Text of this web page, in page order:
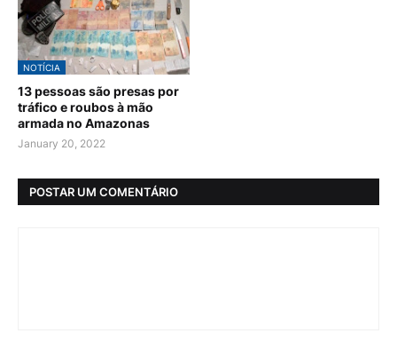
NOTÍCIA
13 pessoas são presas por
tráfico e roubos à mão
armada no Amazonas
January 20, 2022
POSTAR UM COMENTÁRIO